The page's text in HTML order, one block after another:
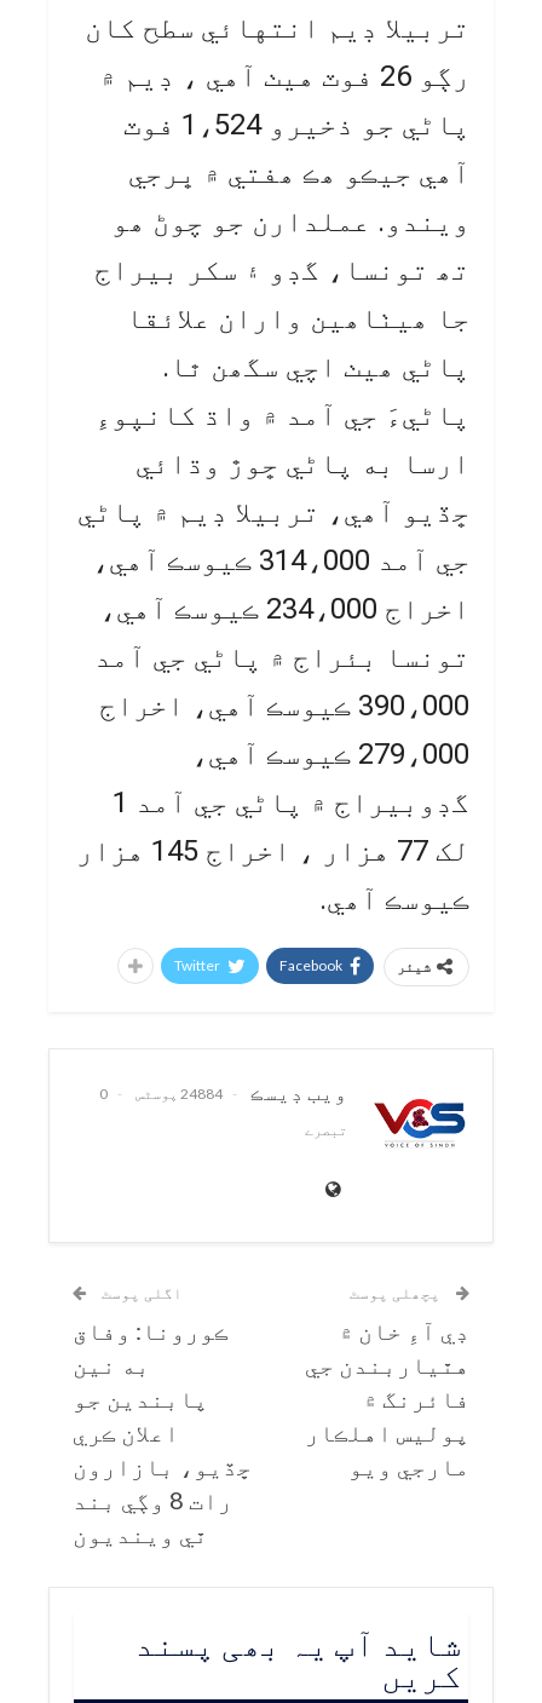
تربيلا ڊيم انتهائي سطح کان
رڳو 26 فوٽ هيٺ آهي ، ڊيم ۾
پاڻي جو ذخيرو 1،524 فوٽ
آھي جيڪو ھڪ ھفتي ۾ ڀرجي
ويندو. عملدارن جو چوڻ ھو
تھ تونسا، گڊو ۽ سکر بيراج
جا ھيٺاھين واران علائقا
پاڻي ھيٺ اچي سگھن ٿا.
پاڻيءَ جي آمد ۾ واڌ کانپوءِ
ارسا به پاڻي ڇوڙ وڌائي
ڇڏيو آھي، تربيلا ڊيم ۾ پاڻي
جي آمد 314،000 ڪيوسڪ آهي،
اخراج 234،000 ڪيوسڪ آهي،
تونسا بئراج ۾ پاڻي جي آمد
390،000 ڪيوسڪ آهي، اخراج
279،000 ڪيوسڪ آهي،
گڊوبيراج ۾ پاڻي جي آمد 1
لک 77 هزار ، اخراج 145 هزار
ڪيوسڪ آھي.
شیئر Facebook
Twitter
ويب ڊيسڪ 24884 پوسٹس
0
تبصرے
پچھلی پوسٹ
ڊي آءِ خان ۾
هٿياربندن جي
فائرنگ ۾
پوليس اهلڪار
مارجي ويو
اگلی پوسٹ
ڪورونا: وفاق
به نين
پابندين جو
اعلان ڪري
ڇڏيو، بازارون
رات 8 وڳي بند
ٿي وينديون
شاید آپ یہ بھی پسند
کریں